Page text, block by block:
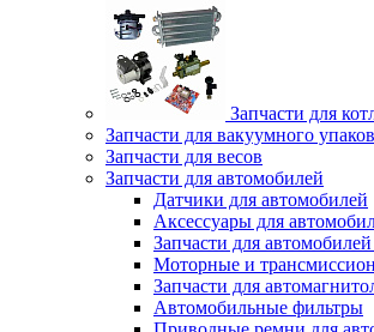
Запчасти для
Запчасти для вакуумного
Запчасти для весов
Запчасти для автомобилей
Датчики для автомобилей
Аксессуары для
Запчасти для
Моторные и
Запчасти для
Автомобильные фильтры